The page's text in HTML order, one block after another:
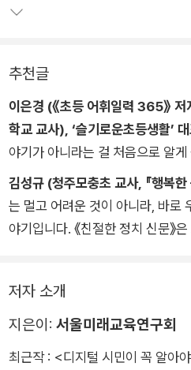
파악할 수 있어 아이들은 복잡한
정치 주요 어휘와 어려운 용어는
있다. 아무리 좋은 내용도 어휘에
없고, 생각을 확장할 수 없다. 이 책
정확히 이해하고 정치 어휘력과 전
추천글
이은경 (《초등 어휘일력 365》
학교 교사), ‘슬기로운초등생활’
야기가 아니라는 걸 처음으로 알게
이 책을 읽고 나면 세상의 변화를
신의 작은 생각과 행동이 더 나은
음을 알 수 있답니다. 그래서 저는
람들이 소통하고 협력한 결과임을
다​.
모든 것이 빠르게 변하는 오늘, 스
김성규 (청주모충초 교사, 『행복
는 멀고 어려운 것이 아니라, 바로
야기입니다. 《친절한 정치 신문》
은 시민으로 성장해 나가길 기대합
저자 소개
지은이: 서울미래교육연구회
최근작 : <디지털 시민이 꼭 알아